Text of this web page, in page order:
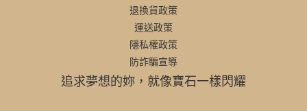
退換貨政策
運送政策
隱私權政策
防詐騙宣導
追求夢想的妳，就像寶石一樣閃耀